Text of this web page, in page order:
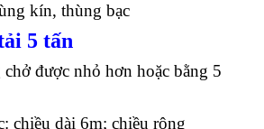
kín, thùng bạc
5 tấn
được nhỏ hơn hoặc bằng 5
chiều dài 6m; chiều rộng